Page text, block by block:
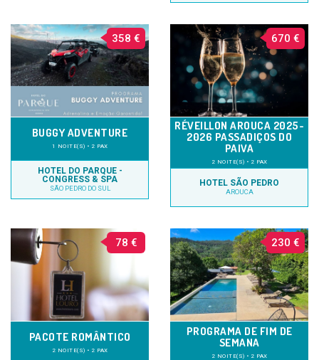
358 €
BUGGY ADVENTURE
1 NOITE(S) • 2 PAX
HOTEL DO PARQUE -
CONGRESS & SPA
SÃO PEDRO DO SUL
670 €
RÉVEILLON AROUCA 2025-
2026 PASSADIÇOS DO
PAIVA
2 NOITE(S) • 2 PAX
HOTEL SÃO PEDRO
AROUCA
78 €
PACOTE ROMÂNTICO
2 NOITE(S) • 2 PAX
230 €
PROGRAMA DE FIM DE
SEMANA
2 NOITE(S) • 2 PAX